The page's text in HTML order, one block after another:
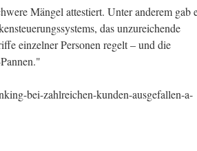
Mängel attestiert. Unter anderem gab
das unzureichende
einzelner Personen regelt – und die
bei-zahlreichen-kunden-ausgefallen-a-